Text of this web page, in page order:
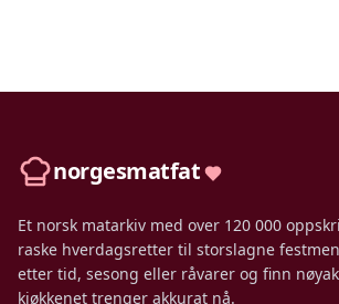
norgesmatfat
Et norsk matarkiv med over 120 000
raske hverdagsretter til storslagne
etter tid, sesong eller råvarer og finn
kjøkkenet trenger akkurat nå.